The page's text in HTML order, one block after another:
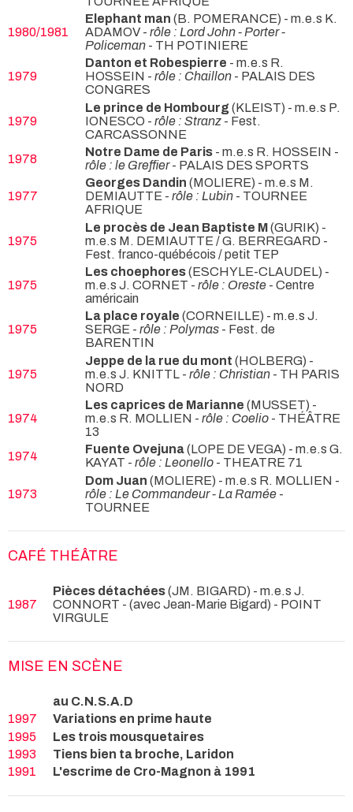
1980/1981
Elephant man (B. POMERANCE) - m.e.s K.
ADAMOV - rôle : Lord John - Porter -
Policeman - TH POTINIERE
1979
Danton et Robespierre - m.e.s R.
HOSSEIN - rôle : Chaillon - PALAIS DES
CONGRES
1979
Le prince de Hombourg (KLEIST) - m.e.s P.
IONESCO - rôle : Stranz - Fest.
CARCASSONNE
1978
Notre Dame de Paris - m.e.s R. HOSSEIN -
rôle : le Greffier- PALAIS DES SPORTS
1977
Georges Dandin (MOLIERE) - m.e.s M.
DEMIAUTTE - rôle : Lubin - TOURNEE
AFRIQUE
1975
Le procès de Jean Baptiste M(GURIK) -
m.e.s M. DEMIAUTTE / G. BERREGARD -
Fest. franco-québécois / petit TEP
1975
Les choephores(ESCHYLE-CLAUDEL) -
m.e.s J. CORNET - rôle : Oreste - Centre
américain
1975
La place royale (CORNEILLE) - m.e.s J.
SERGE - rôle : Polymas - Fest. de
BARENTIN
1975
Jeppe de la rue du mont (HOLBERG) -
m.e.s J. KNITTL - rôle : Christian - TH PARIS
NORD
1974
Les caprices de Marianne (MUSSET) -
m.e.s R. MOLLIEN - rôle : Coelio - THÉÂTRE
13
1974
Fuente Ovejuna(LOPE DE VEGA) - m.e.s G.
KAYAT - rôle : Leonello - THEATRE 71
1973
Dom Juan (MOLIERE) - m.e.s R. MOLLIEN -
rôle : Le Commandeur - La Ramée -
TOURNEE
CAFÉ THÉÂTRE
1987
Pièces détachées(JM. BIGARD) - m.e.s J.
CONNORT - (avec Jean-Marie Bigard) - POINT
VIRGULE
MISE EN SCÈNE
au C.N.S.A.D
1997
Variations en prime haute
1995
Les trois mousquetaires
1993
Tiens bien ta broche, Laridon
1991
L'escrime de Cro-Magnon à 1991